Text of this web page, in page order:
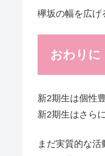
欅坂の幅を広げ
おわりに
新2期生は個性
新2期生はさら
まだ実質的な